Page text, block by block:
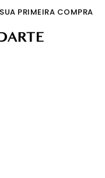
PRIMEIRA COMPRA